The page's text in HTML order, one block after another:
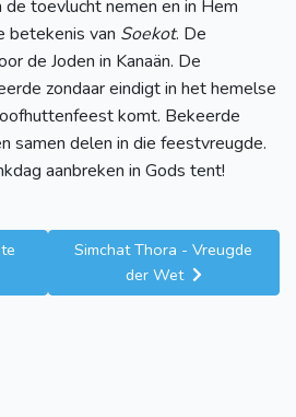
toevlucht nemen en in Hem
betekenis van Soekot. De
de Joden in Kanaän. De
zondaar eindigt in het hemelse
komt. Bekeerde
samen delen in die feestvreugde.
aanbreken in Gods tent!
Simchat Thora - Vreugde
der Wet